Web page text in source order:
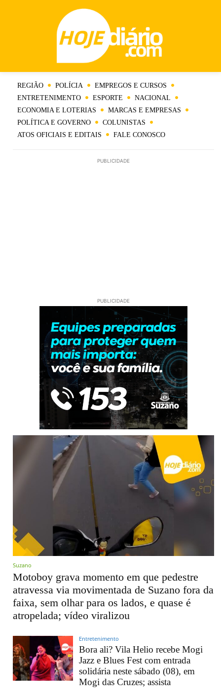
REGIÃO POLÍCIA
EMPREGOS E CURSOS
ENTRETENIMENTO
ESPORTE
NACIONAL
ECONOMIA E LOTERIAS
MARCAS E EMPRESAS
POLÍTICA E GOVERNO
COLUNISTAS
ATOS OFICIAIS E EDITAIS
FALE CONOSCO
PUBLICIDADE
PUBLICIDADE
Suzano
Motoboy grava momento em que pedestre
atravessa via movimentada de Suzano fora da
faixa, sem olhar para os lados, e quase é
atropelada; vídeo viralizou
Entretenimento
Bora ali? Vila Helio recebe Mogi
Jazz e Blues Fest com entrada
solidária neste sábado (08), em
Mogi das Cruzes; assista